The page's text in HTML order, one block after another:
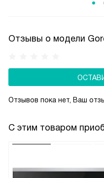
Отзывы о модели
Отзывов пока нет, Ваш
С этим товаром